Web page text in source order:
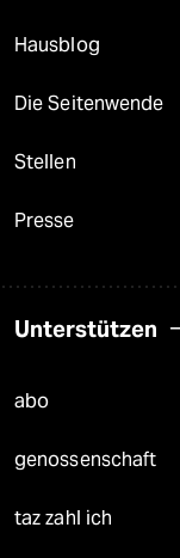
Hausblog
Die Seitenwende
Stellen
Presse
Unterstützen
abo
genossenschaft
taz zahl ich